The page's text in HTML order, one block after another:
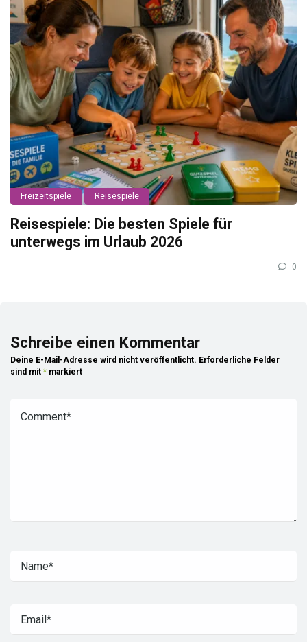
Freizeitspiele Reisespiele
Reisespiele: Die besten Spiele für
unterwegs im Urlaub 2026
0
Schreibe einen Kommentar
Deine E-Mail-Adresse wird nicht veröffentlicht. Erforderliche Felder
sind mit * markiert